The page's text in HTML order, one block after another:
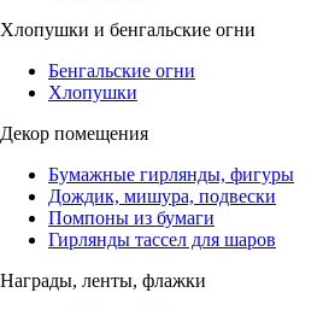
Хлопушки и бенгальские огни
Бенгальские огни
Хлопушки
Декор помещения
Бумажные гирлянды, фигуры
Дождик, мишура, подвески
Помпоны из бумаги
Гирлянды тассел для шаров
Награды, ленты, флажки